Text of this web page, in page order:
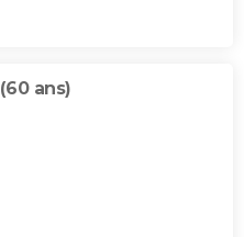
(60 ans)